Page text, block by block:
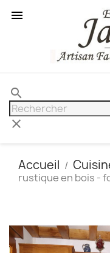

search
clear
Accueil
rustique en bois -